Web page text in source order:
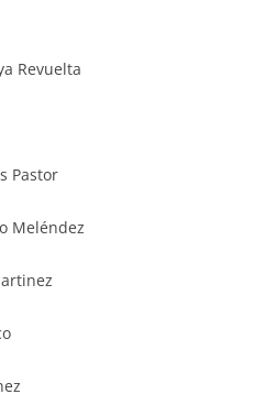
Revuelta
Pastor
Meléndez